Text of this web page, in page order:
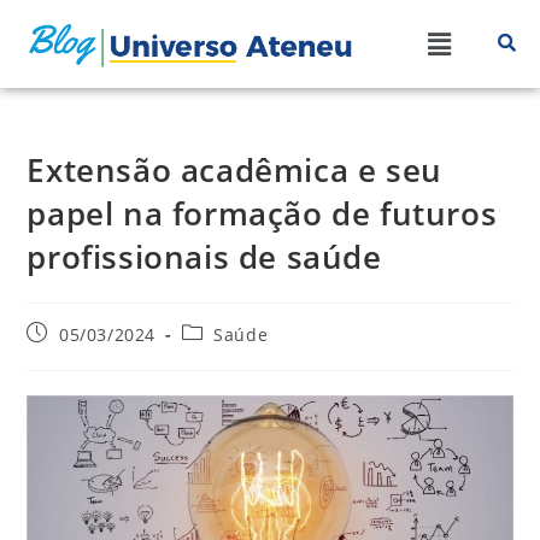
Extensão acadêmica e seu
papel na formação de futuros
profissionais de saúde
05/03/2024 Saúde